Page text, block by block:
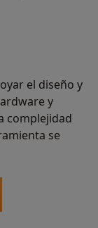
el diseño y
y
complejidad
se